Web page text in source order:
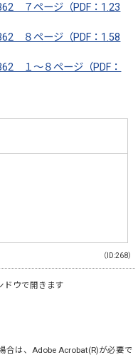
７ページ（PDF：1.23
８ページ（PDF：1.58
１～８ページ（PDF：
（ID:268）
ドウで開きます
合は、 Adobe Acrobat(R)が必要で